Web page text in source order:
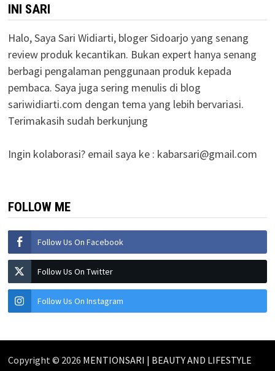
INI SARI
Halo, Saya Sari Widiarti, bloger Sidoarjo yang senang
review produk kecantikan. Bukan expert hanya senang
berbagi pengalaman penggunaan produk kepada
pembaca. Saya juga sering menulis di blog
sariwidiarti.com dengan tema yang lebih bervariasi.
Terimakasih sudah berkunjung
Ingin kolaborasi? email saya ke : kabarsari@gmail.com
FOLLOW ME
Follow Us On Facebook
Follow Us On Twitter
Follow Us On Instagram
Copyright © 2026 MENTIONSARI | BEAUTY AND LIFESTYLE